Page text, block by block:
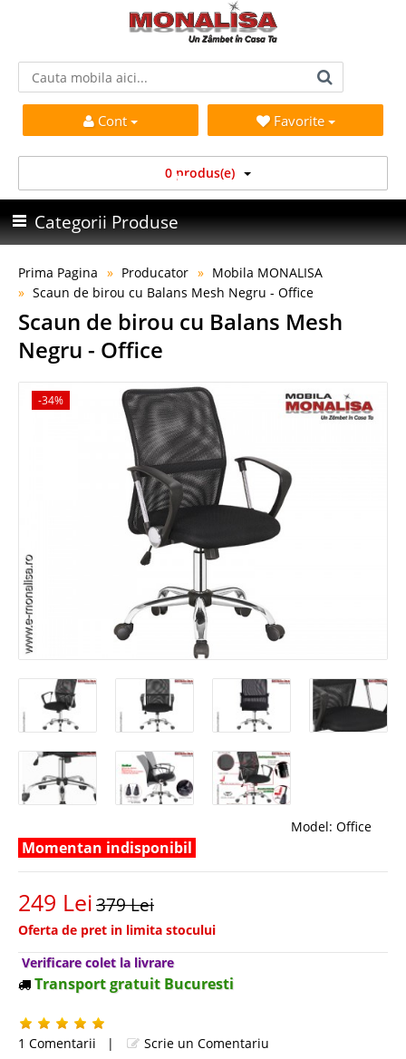
Cont Favorite
0 produs(e)
Categorii Produse
Prima Pagina Producator
Mobila MONALISA
Scaun de birou cu Balans Mesh Negru - Office
Scaun de birou cu Balans Mesh
Negru - Office
-34%
Model: Office
Momentan indisponibil
249 Lei379 Lei
Oferta de pret in limita stocului
Verificare colet la livrare
Transport gratuit Bucuresti
1 Comentarii |
Scrie un Comentariu